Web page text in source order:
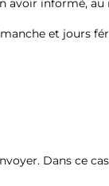
informé,
et jours
Dans ce